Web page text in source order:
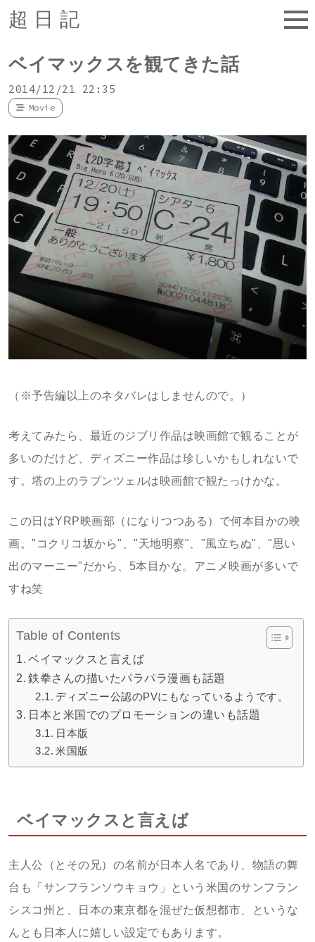
超日記
ベイマックスを観てきた話
2014/12/21 22:35
Movie
（※予告編以上のネタバレはしませんので。）
考えてみたら、最近のジブリ作品は映画館で観ることが
多いのだけど、ディズニー作品は珍しいかもしれないで
す。塔の上のラプンツェルは映画館で観たっけかな。
この日はYRP映画部（になりつつある）で何本目かの映
画。"コクリコ坂から"、"天地明察"、"風立ちぬ"、"思い
出のマーニー"だから、5本目かな。アニメ映画が多いで
すね笑
Table of Contents
ベイマックスと言えば
鉄拳さんの描いたパラパラ漫画も話題
ディズニー公認のPVにもなっているようです。
日本と米国でのプロモーションの違いも話題
日本版
米国版
ベイマックスと言えば
主人公（とその兄）の名前が日本人名であり、物語の舞
台も「サンフランソウキョウ」という米国のサンフラン
シスコ州と、日本の東京都を混ぜた仮想都市、というな
んとも日本人に嬉しい設定でもあります。